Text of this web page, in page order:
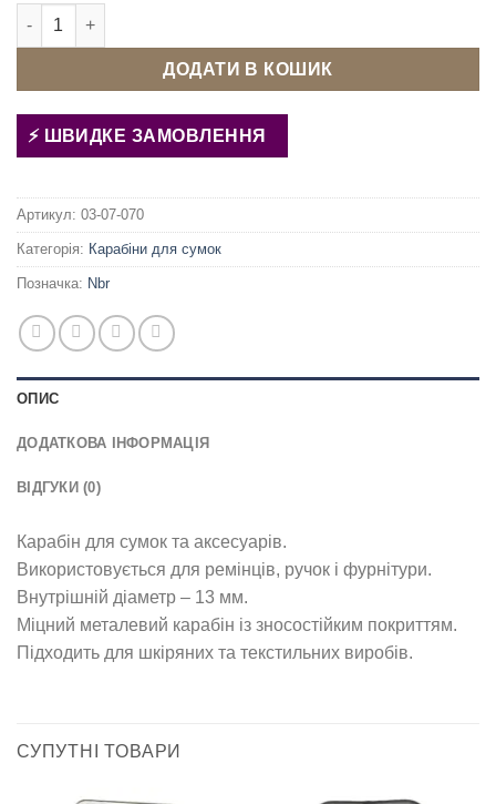
Карабін для сумки 13 мм S-1913 (Золото) кількість
ДОДАТИ В КОШИК
ШВИДКЕ ЗАМОВЛЕННЯ
Артикул: 03-07-070
Категорія: Карабіни для сумок
Позначка: Nbr
ОПИС
ДОДАТКОВА ІНФОРМАЦІЯ
ВІДГУКИ (0)
Карабін для сумок та аксесуарів.
Використовується для ремінців, ручок і фурнітури.
Внутрішній діаметр – 13 мм.
Міцний металевий карабін із зносостійким покриттям.
Підходить для шкіряних та текстильних виробів.
СУПУТНІ ТОВАРИ